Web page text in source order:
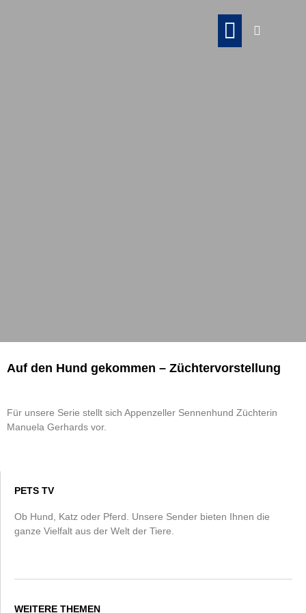
Auf den Hund gekommen – Züchtervorstellung
Für unsere Serie stellt sich Appenzeller Sennenhund Züchterin
Manuela Gerhards vor.
PETS TV
Ob Hund, Katz oder Pferd. Unsere Sender bieten Ihnen die
ganze Vielfalt aus der Welt der Tiere.
WEITERE THEMEN